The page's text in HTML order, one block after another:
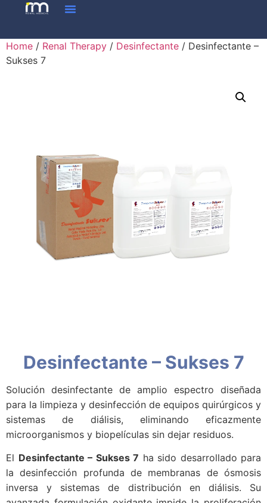
Home / Renal Therapy / Desinfectante / Desinfectante –
Sukses 7
Desinfectante – Sukses 7
Solución desinfectante de amplio espectro diseñada
para la limpieza y desinfección de equipos quirúrgicos y
sistemas de diálisis, eliminando eficazmente
microorganismos y biopelículas sin dejar residuos.
El Desinfectante – Sukses 7 ha sido desarrollado para
la desinfección profunda de membranas de ósmosis
inversa y sistemas de distribución en diálisis. Su